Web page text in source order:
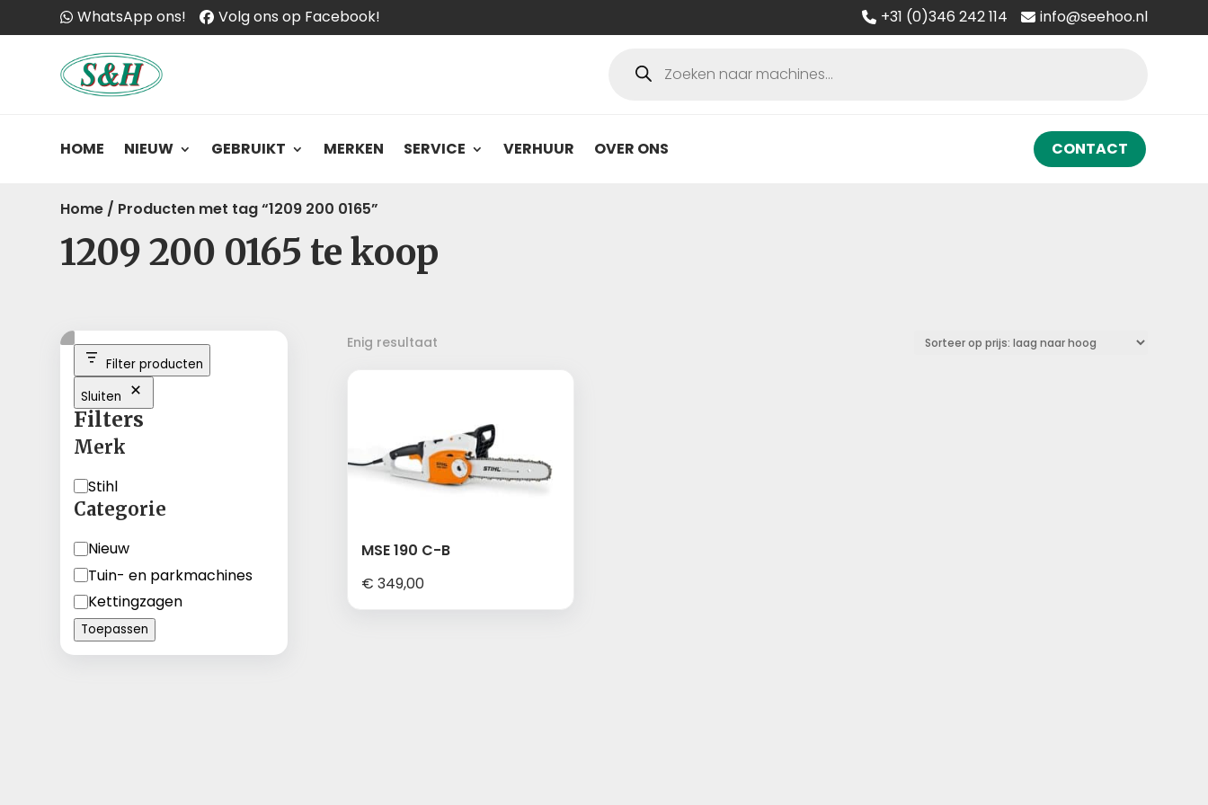
WhatsApp ons! Volg ons op Facebook! +31 (0)346 242 114
info@seehoo.nl
zoeken
HOME NIEUW GEBRUIKT MERKEN SERVICE VERHUUR OVER ONS CONTACT
Home / Producten met tag “1209 200 0165”
1209 200 0165 te koop
Filter producten
Sluiten
Filters
Merk
Merk
Stihl
Categorie
Categorie
Nieuw
Tuin- en parkmachines
Kettingzagen
Toepassen
Enig resultaat
MSE 190 C-B
€ 349,00